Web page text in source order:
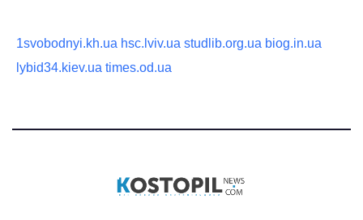
1svobodnyi.kh.ua hsc.lviv.ua studlib.org.ua biog.in.ua
lybid34.kiev.ua times.od.ua